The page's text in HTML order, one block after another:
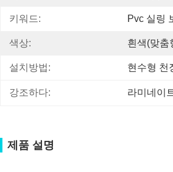
키워드: Pvc 실링
색상: 흰색(맞춤
설치방법: 현수형 천
강조하다: 라미네이
제품 설명